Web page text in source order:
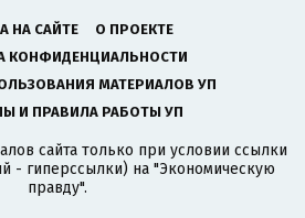
НА САЙТЕ
О ПРОЕКТЕ
КОНФИДЕНЦИАЛЬНОСТИ
МАТЕРИАЛОВ УП
И ПРАВИЛА РАБОТЫ УП
сайта только при условии ссылки
- гиперссылки) на "Экономическую
правду".